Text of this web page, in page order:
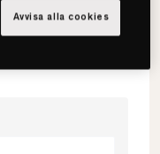
Avvisa alla cookies